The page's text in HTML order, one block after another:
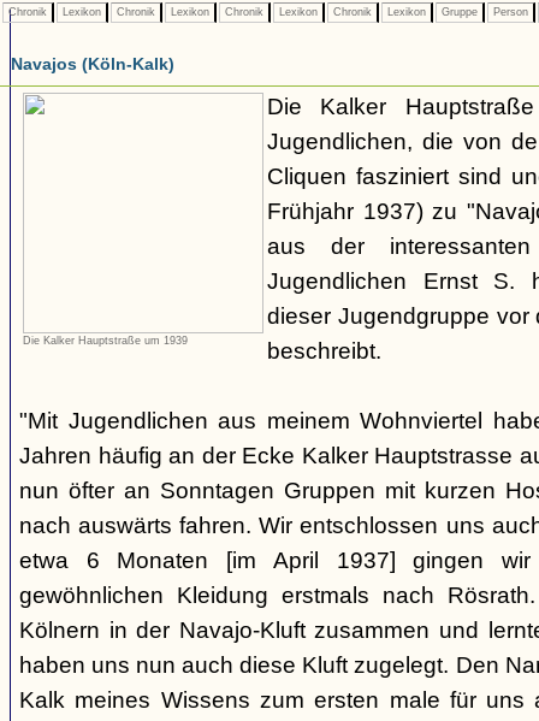
Chronik Lexikon Chronik Lexikon Chronik Lexikon Chronik Lexikon Gruppe Person
Navajos (Köln-Kalk)
Die Kalker Hauptstraße um 1939
Die Kalker
Jugendlichen, die von
Cliquen fasziniert sind
Frühjahr 1937) zu
aus der
Jugendlichen Ernst S.
dieser Jugendgruppe
beschreibt.
"Mit Jugendlichen aus meinem Wohnviertel
Jahren häufig an der Ecke Kalker Hauptstrasse
nun öfter an Sonntagen Gruppen mit kurzen
nach auswärts fahren. Wir entschlossen uns
etwa 6 Monaten [im April 1937] gingen
gewöhnlichen Kleidung erstmals nach
Kölnern in der Navajo-Kluft zusammen und
haben uns nun auch diese Kluft zugelegt. Den
Kalk meines Wissens zum ersten male für uns